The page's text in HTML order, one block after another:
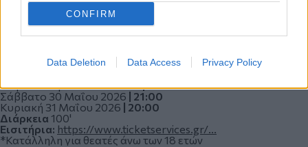
CONFIRM
Data Deletion Data Access Privacy Policy
Θέατρο Αυλαία
Παρασκευή 29 Μαΐου2026|21:00
Σάββατο 30 Μαΐου 2026 | 21:00
Κυριακή 31 Μαΐου 2026 | 20:00
Διάρκεια 100'
Εισιτήρια: https://www.ticketservices.gr/...
*Κατάλληλη για θεατές άνω των 18 ετών